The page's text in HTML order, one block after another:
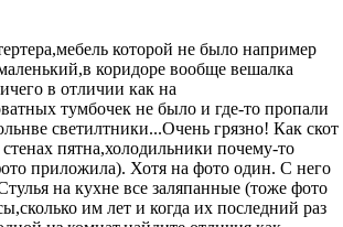
которой не было например
коридоре вообще вешалка
в отличии как на
тумбочек не было и где-то пропали
светилтники...Очень грязно! Как скот
пятна,холодильники почему-то
приложила). Хотя на фото один. С него
на кухне все заляпанные (тоже фото
им лет и когда их последний раз